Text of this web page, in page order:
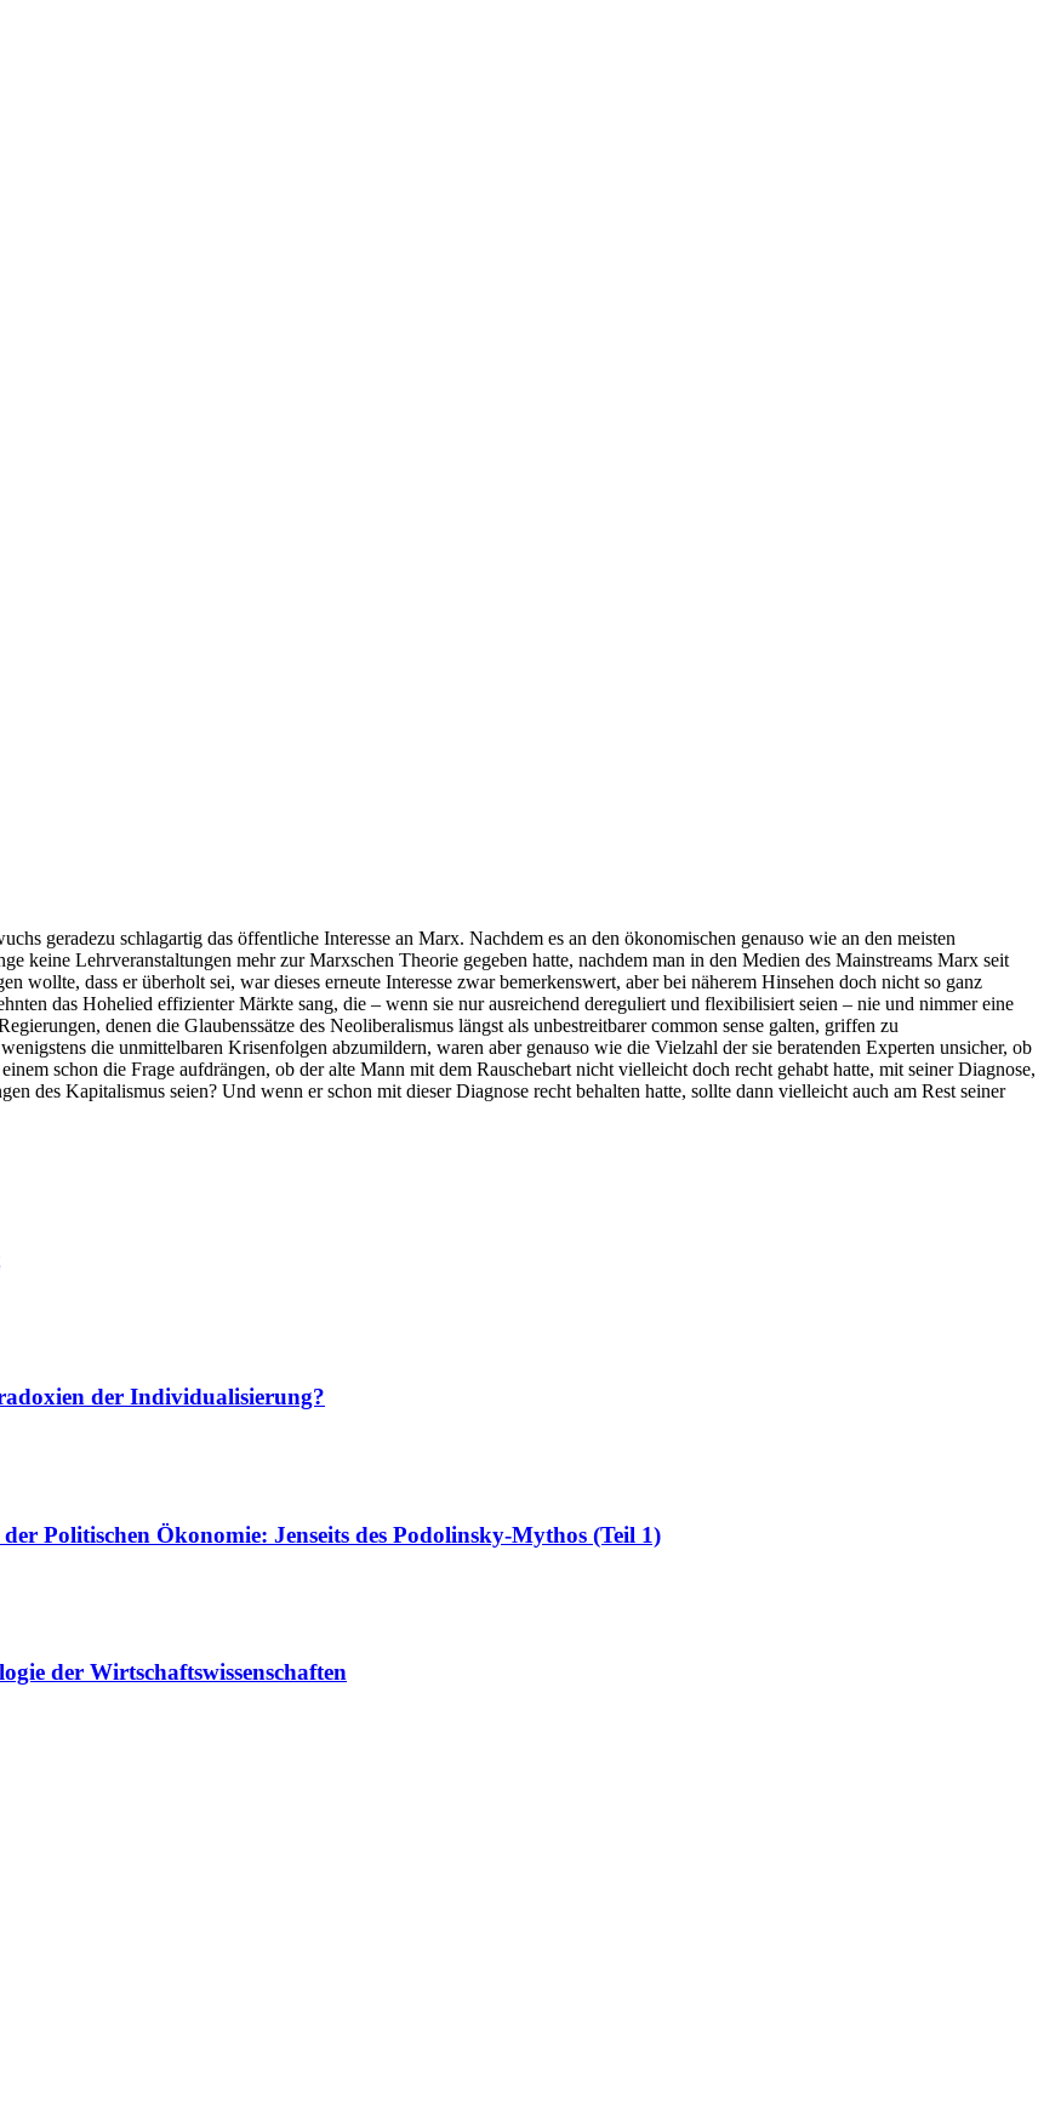
geradezu schlagartig das öffentliche Interesse an Marx. Nachdem es an den ökonomischen genauso wie an den meisten
keine Lehrveranstaltungen mehr zur Marxschen Theorie gegeben hatte, nachdem man in den Medien des Mainstreams Marx seit
wollte, dass er überholt sei, war dieses erneute Interesse zwar bemerkenswert, aber bei näherem Hinsehen doch nicht so ganz
das Hohelied effizienter Märkte sang, die – wenn sie nur ausreichend dereguliert und flexibilisiert seien – nie und nimmer eine
denen die Glaubenssätze des Neoliberalismus längst als unbestreitbarer common sense galten, griffen zu
die unmittelbaren Krisenfolgen abzumildern, waren aber genauso wie die Vielzahl der sie beratenden Experten unsicher, ob
schon die Frage aufdrängen, ob der alte Mann mit dem Rauschebart nicht vielleicht doch recht gehabt hatte, mit seiner Diagnose,
des Kapitalismus seien? Und wenn er schon mit dieser Diagnose recht behalten hatte, sollte dann vielleicht auch am Rest seiner
der Individualisierung?
Politischen Ökonomie: Jenseits des Podolinsky-Mythos (Teil 1)
der Wirtschaftswissenschaften